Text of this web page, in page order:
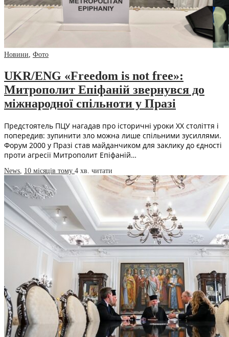
Новини, Фото
UKR/ENG «Freedom is not free»:
Митрополит Епіфаній звернувся до
міжнародної спільноти у Празі
Предстоятель ПЦУ нагадав про історичні уроки ХХ століття і
попередив: зупинити зло можна лише спільними зусиллями.
Форум 2000 у Празі став майданчиком для заклику до єдності
проти агресії Митрополит Епіфаній…
News 10 місяців тому 4 хв. читати